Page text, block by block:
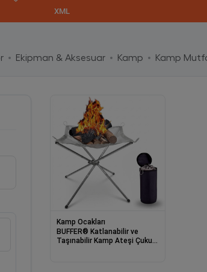
XML
Ekipman & Aksesuar Kamp Kamp
Kamp Ocakları
BUFFER® Katlanabilir ve
Taşınabilir Kamp Ateşi Çukuru